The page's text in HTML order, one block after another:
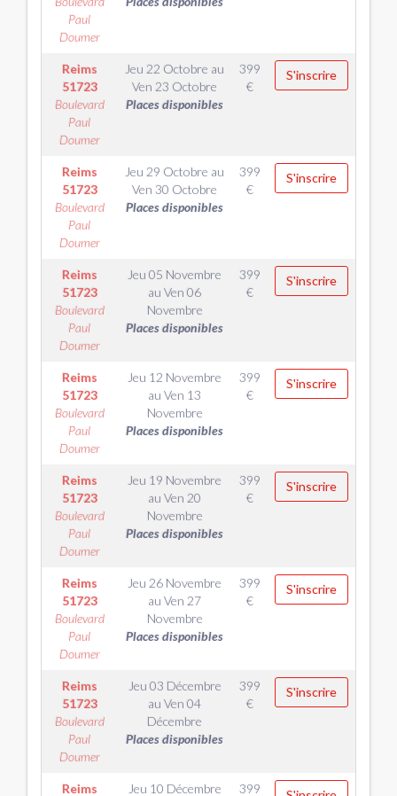
Paul
Doumer
Reims
51723
Boulevard
Paul
Doumer
Jeu 22 Octobre au
Ven 23 Octobre
Places disponibles
399
€
S'inscrire
Reims
51723
Boulevard
Paul
Doumer
Jeu 29 Octobre au
Ven 30 Octobre
Places disponibles
399
€
S'inscrire
Reims
51723
Boulevard
Paul
Doumer
Jeu 05 Novembre
au Ven 06
Novembre
Places disponibles
399
€
S'inscrire
Reims
51723
Boulevard
Paul
Doumer
Jeu 12 Novembre
au Ven 13
Novembre
Places disponibles
399
€
S'inscrire
Reims
51723
Boulevard
Paul
Doumer
Jeu 19 Novembre
au Ven 20
Novembre
Places disponibles
399
€
S'inscrire
Reims
51723
Boulevard
Paul
Doumer
Jeu 26 Novembre
au Ven 27
Novembre
Places disponibles
399
€
S'inscrire
Reims
51723
Boulevard
Paul
Doumer
Jeu 03 Décembre
au Ven 04
Décembre
Places disponibles
399
€
S'inscrire
Reims Jeu 10 Décembre 399